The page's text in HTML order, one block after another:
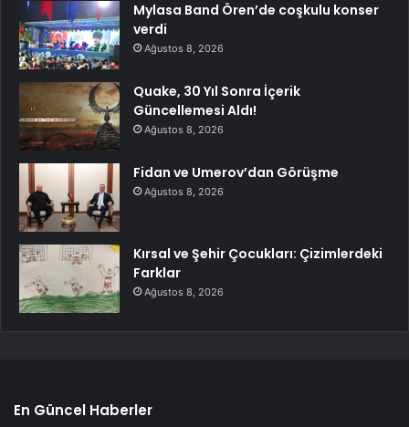
Mylasa Band Ören’de coşkulu konser
verdi
Ağustos 8, 2026
Quake, 30 Yıl Sonra İçerik
Güncellemesi Aldı!
Ağustos 8, 2026
Fidan ve Umerov’dan Görüşme
Ağustos 8, 2026
Kırsal ve Şehir Çocukları: Çizimlerdeki
Farklar
Ağustos 8, 2026
En Güncel Haberler